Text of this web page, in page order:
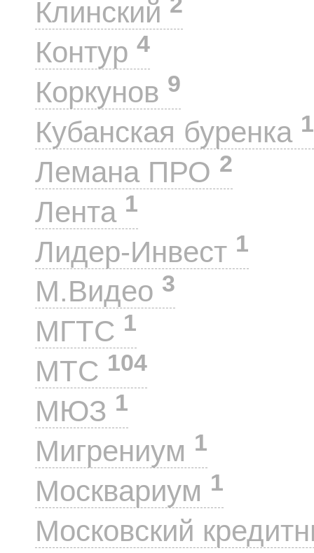
Клинский
Контур 4
Коркунов 9
Кубанская буренка 1
Лемана ПРО 2
Лента 1
Лидер-Инвест 1
М.Видео 3
МГТС 1
МТС 104
МЮЗ 1
Мигрениум 1
Москвариум 1
Московский